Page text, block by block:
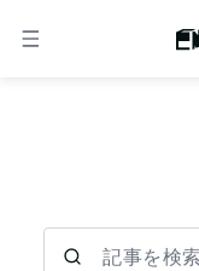
メニュー